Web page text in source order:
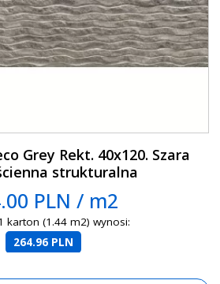
Grey Rekt. 40x120. Szara
strukturalna
PLN / m2
karton (1.44 m2) wynosi:
264.96 PLN